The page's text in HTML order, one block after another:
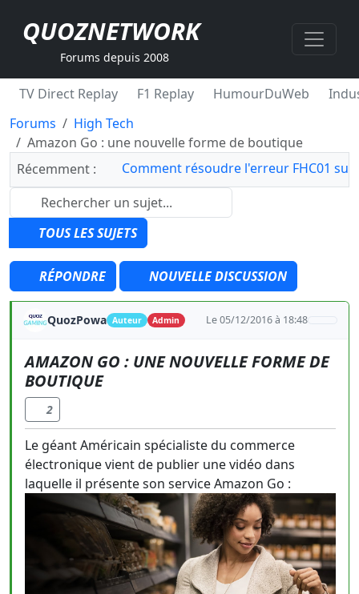
QUOZNETWORK
Forums depuis 2008
TV Direct Replay F1 Replay HumourDuWeb
Forums
High Tech
Amazon Go : une nouvelle forme de boutique
Récemment :
Comment résoudre l'erreur FHC01 sur
TOUS LES SUJETS
RÉPONDRE NOUVELLE DISCUSSION
QuozPowa Auteur Admin Le 05/12/2016 à 18:48
AMAZON GO : UNE NOUVELLE FORME DE
BOUTIQUE
2
Le géant Américain spécialiste du commerce
électronique vient de publier une vidéo dans
laquelle il présente son service Amazon Go :